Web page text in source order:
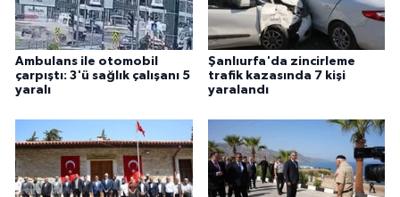
Ambulans ile otomobil
çarpıştı: 3'ü sağlık çalışanı 5
yaralı
Şanlıurfa'da zincirleme
trafik kazasında 7 kişi
yaralandı